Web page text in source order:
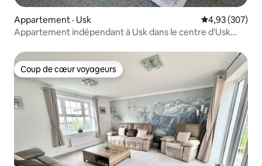
Appartement · Usk Note
4,93 (307)
Appartement indépendant à Usk dans le centre d'Usk
Coup de cœur voyageurs
Coup de cœur voyageurs